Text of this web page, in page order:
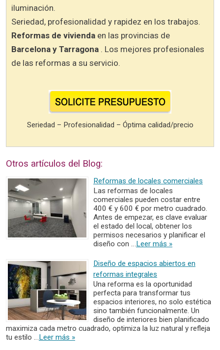
iluminación.
Seriedad, profesionalidad y rapidez en los trabajos.
Reformas de vivienda en las provincias de
Barcelona y Tarragona . Los mejores profesionales
de las reformas a su servicio.
Seriedad – Profesionalidad – Óptima calidad/precio
Otros artículos del Blog:
Reformas de locales comerciales
Las reformas de locales
comerciales pueden costar entre
400 € y 600 € por metro cuadrado.
Antes de empezar, es clave evaluar
el estado del local, obtener los
permisos necesarios y planificar el
diseño con … Leer más »
Diseño de espacios abiertos en
reformas integrales
Una reforma es la oportunidad
perfecta para transformar tus
espacios interiores, no solo estética
sino también funcionalmente. Un
diseño de interiores bien planificado
maximiza cada metro cuadrado, optimiza la luz natural y refleja
tu estilo … Leer más »